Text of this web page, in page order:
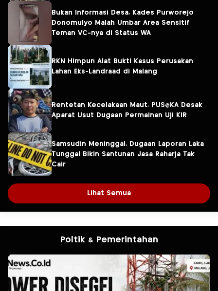
Bukan Informasi Desa, Kades Purworejo
Donomulyo Malah Umbar Area Sensitif
Teman VC-nya di Status WA
RKN Himpun Alat Bukti Kasus Perusakan
Lahan Eks-Landraad di Malang
Rentetan Kecelakaan Maut, PUS@KA Desak
Aparat Usut Dugaan Permainan Uji KIR
Samsudin Meninggal, Dugaan Laporan Laka
Tunggal Bikin Santunan Jasa Raharja Tak
Cair
Lihat Semua
Poltik & Pemerintahan